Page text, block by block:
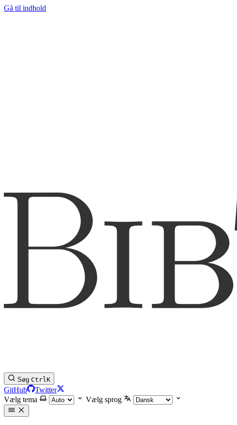
Gå til indhold
Søg CtrlK
GitHub
Twitter
Vælg tema
Vælg sprog